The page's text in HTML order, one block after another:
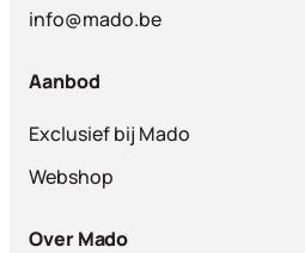
info@mado.be
Aanbod
Exclusief bij Mado
Webshop
Over Mado